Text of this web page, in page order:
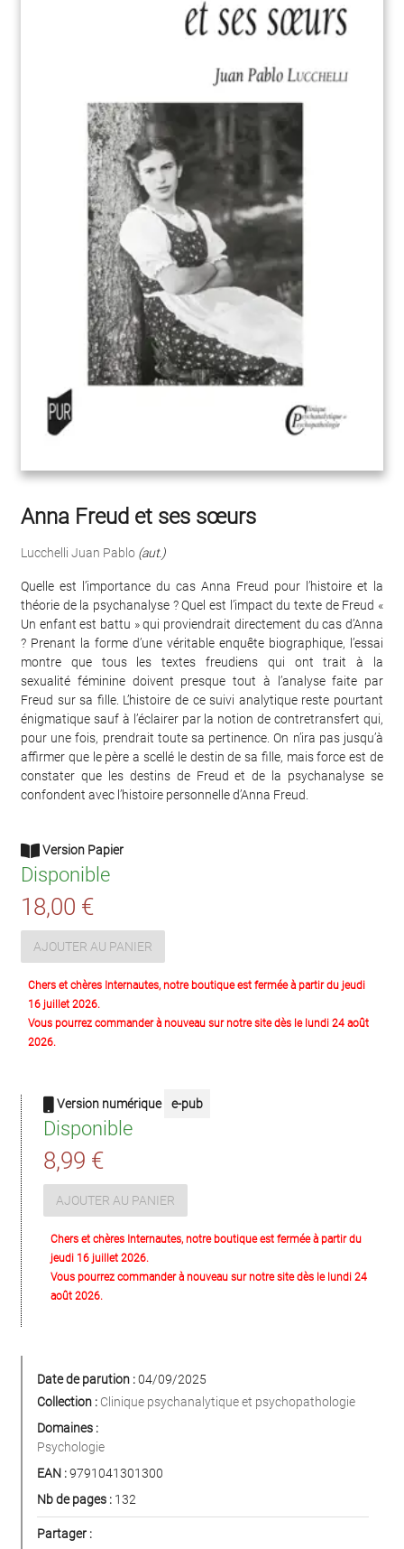
Anna Freud et ses sœurs
Lucchelli Juan Pablo (aut.)
Quelle est l’importance du cas Anna Freud pour l’histoire et la
théorie de la psychanalyse ? Quel est l’impact du texte de Freud «
Un enfant est battu » qui proviendrait directement du cas d’Anna
? Prenant la forme d’une véritable enquête biographique, l’essai
montre que tous les textes freudiens qui ont trait à la
sexualité féminine doivent presque tout à l’analyse faite par
Freud sur sa fille. L’histoire de ce suivi analytique reste pourtant
énigmatique sauf à l’éclairer par la notion de contretransfert qui,
pour une fois, prendrait toute sa pertinence. On n’ira pas jusqu’à
affirmer que le père a scellé le destin de sa fille, mais force est de
constater que les destins de Freud et de la psychanalyse se
confondent avec l’histoire personnelle d’Anna Freud.
Version Papier
Disponible
18,00 €
AJOUTER AU PANIER
Chers et chères Internautes, notre boutique est fermée à partir du jeudi
16 juillet 2026.
Vous pourrez commander à nouveau sur notre site dès le lundi 24 août
2026.
Version numérique e-pub
Disponible
8,99 €
AJOUTER AU PANIER
Chers et chères Internautes, notre boutique est fermée à partir du
jeudi 16 juillet 2026.
Vous pourrez commander à nouveau sur notre site dès le lundi 24
août 2026.
Date de parution :04/09/2025
Collection : Clinique psychanalytique et psychopathologie
Domaines :
Psychologie
EAN :9791041301300
Nb de pages : 132
Partager :